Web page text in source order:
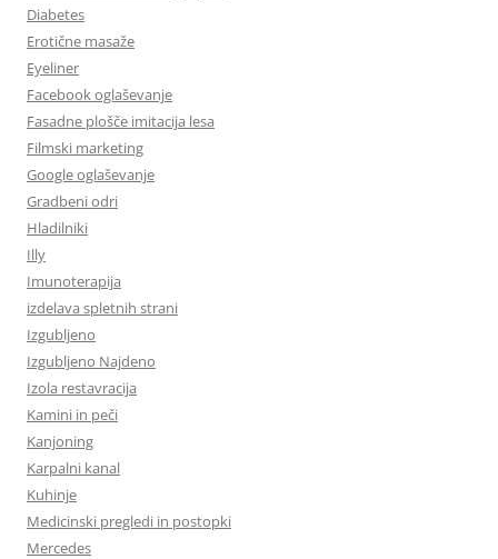
Diabetes
Erotične masaže
Eyeliner
Facebook oglaševanje
Fasadne plošče imitacija lesa
Filmski marketing
Google oglaševanje
Gradbeni odri
Hladilniki
Illy
Imunoterapija
izdelava spletnih strani
Izgubljeno
Izgubljeno Najdeno
Izola restavracija
Kamini in peči
Kanjoning
Karpalni kanal
Kuhinje
Medicinski pregledi in postopki
Mercedes